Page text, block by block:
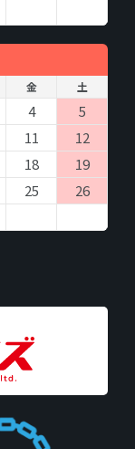
金 土
4
5
11
12
18
19
25
26